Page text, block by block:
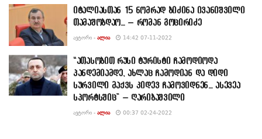
იტალიასთან 15 ნომრად ბიძინა ივანიშვილი
თამაშობდაო… – რომან გოცირიძე
ᲐᲕᲢᲝᲠᲘ - ᲐᲚᲘᲐ 14:42 07-11-2022
“ათასობით რუსი ტურისტი ჩამოდიოდა
პანდემიამდე, ახლაც ჩამოდიან და დიდი
სურვილი მაქვს კიდევ ჩამოვიდნენ… ასევეა
სპორტსშიც” – ღარიბაშვილი
ᲐᲕᲢᲝᲠᲘ - ᲐᲚᲘᲐ 00:37 02-24-2022